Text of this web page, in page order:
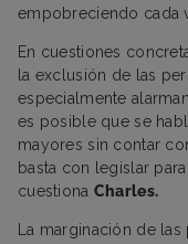
empobreciendo cada
En cuestiones
la exclusión de las
especialmente
es posible que se
mayores sin contar
basta con legislar
cuestiona Charles.
La marginación de las